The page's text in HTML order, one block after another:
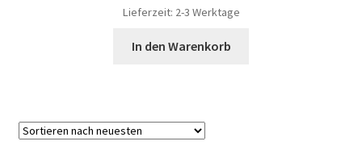
Lieferzeit: 2-3 Werktage
In den Warenkorb